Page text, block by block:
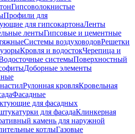
Гипсоволокнистые
Профили для
для гипсокартонаЛенты
лентыГипсовые и цементные
Системы воздуховодовРешетки
Кровля и водостокЧерепица и
системыПоверхностный
Доборные элементы
Рулонная кровляКровельная
Фасадные
для фасадных
для фасадаКлинкерная
камень для наружной
котлыГазовые